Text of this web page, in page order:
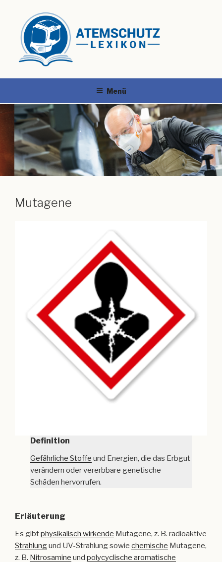
Menü
Mutagene
Definition
Gefährliche Stoffe und Energien, die das Erbgut
verändern oder vererbbare genetische
Schäden hervorrufen.
Erläuterung
Es gibtphysikalisch wirkende Mutagene, z. B. radioaktive
Strahlungund UV-Strahlung sowie chemische Mutagene,
z. B. Nitrosamine und polycyclische aromatische